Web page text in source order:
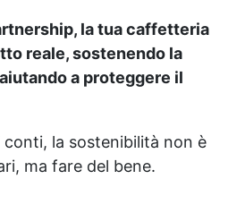
la tua caffetteria
reale, sostenendo la
a proteggere il
conti, la sostenibilità non è
ma fare del bene.